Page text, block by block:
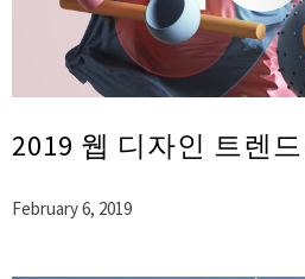
2019 웹 디자인 트렌
February 6, 2019